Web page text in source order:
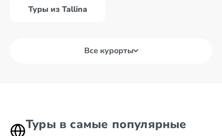
Туры из Tallina
Все курорты
Туры в самые популярные